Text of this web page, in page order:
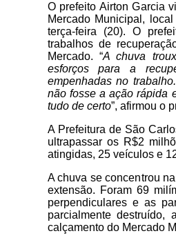
O prefeito Airton Garcia
Mercado Municipal,
terça-feira (20). O
trabalhos de
Mercado. “A chuva
esforços para a
empenhadas no
não fosse a ação rápida
tudo de certo”, afirmou o
A Prefeitura de São
ultrapassar os R$2
atingidas, 25 veículos e
A chuva se concentrou
extensão. Foram 69
perpendiculares e as
parcialmente
calçamento do Mercado